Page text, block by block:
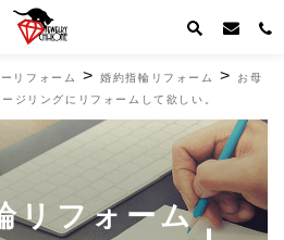
リフォーム >婚約指輪リフォーム >
お母
ジリングにリフォームして欲しい。
リフォーム